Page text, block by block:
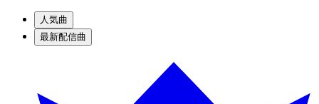
人気曲
最新配信曲